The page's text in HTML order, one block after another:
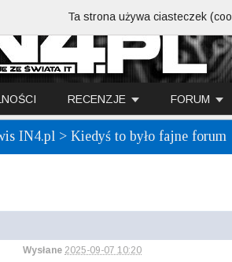
RECENZJE FORUM
IN4.pl > Kiedyś to było fajne forum
Wysłane 2025-09-07 10:20
Ta strona używa ciasteczek